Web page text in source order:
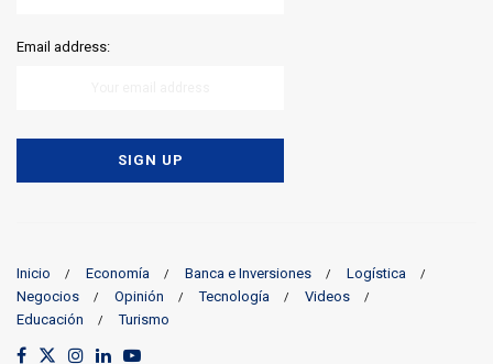
Email address:
Inicio Economía Banca e Inversiones
Logística
Negocios
Opinión Tecnología
Videos
Educación
Turismo